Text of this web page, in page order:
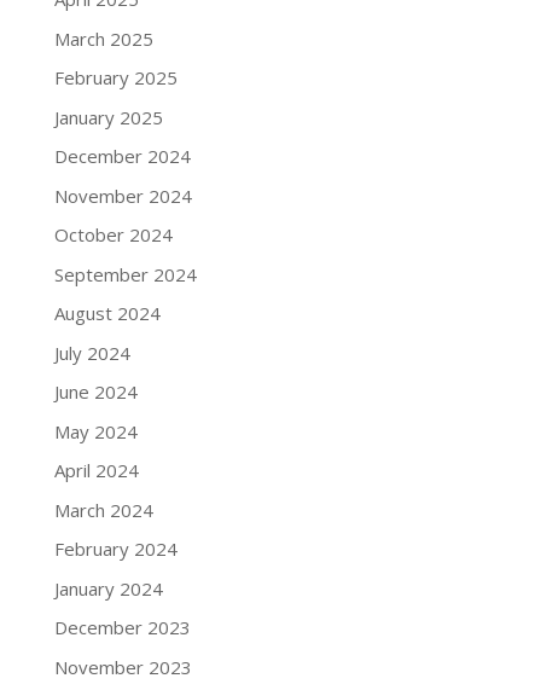
March 2025
February 2025
January 2025
December 2024
November 2024
October 2024
September 2024
August 2024
July 2024
June 2024
May 2024
April 2024
March 2024
February 2024
January 2024
December 2023
November 2023